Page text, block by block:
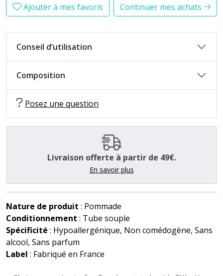
Ajouter à mes favoris Continuer mes achats
Conseil d’utilisation
Composition
Posez une question
Livraison offerte à partir de 49€.
En savoir plus
Nature de produit : Pommade
Conditionnement : Tube souple
Spécificité : Hypoallergénique, Non comédogène, Sans
alcool, Sans parfum
Label : Fabriqué en France